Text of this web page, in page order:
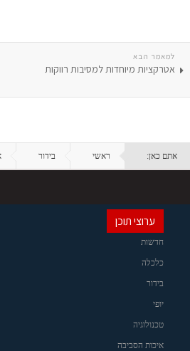
למאמר הבא
אטרקציות מיוחדות למסיבות רווקות
אתם כאן: ראשי בידור
ערוצי תוכן
חדשות
כלכלה
בידור
יופי
טכנולוגיה
איכות הסביבה